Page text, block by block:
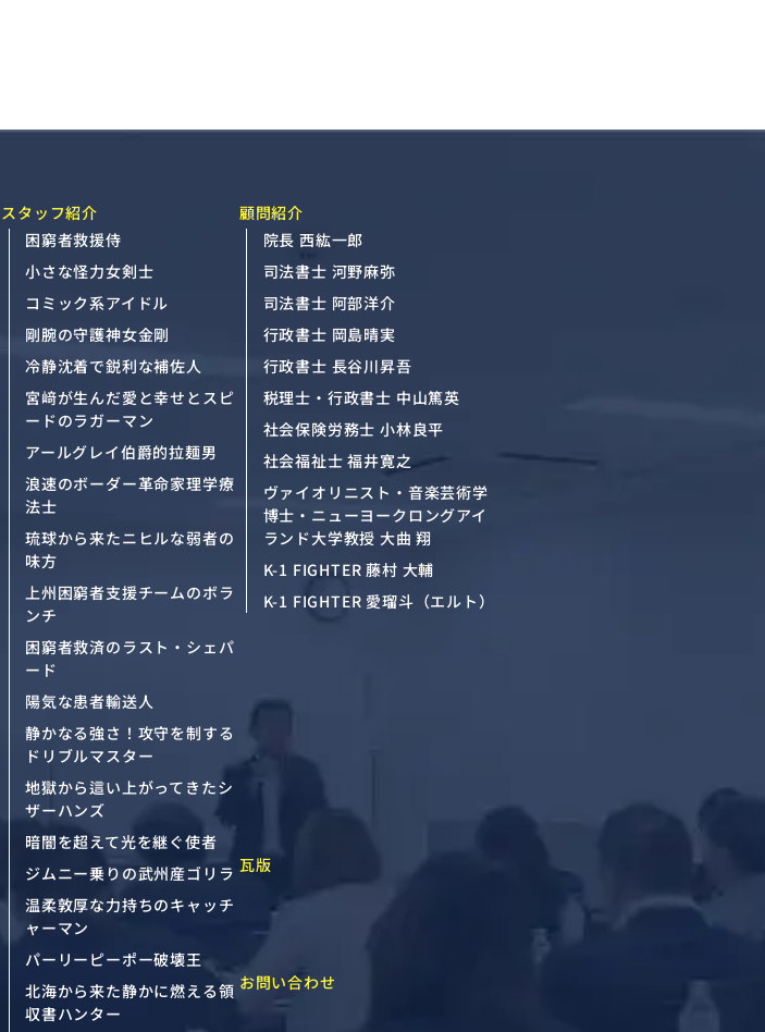
スタッフ紹介
困窮者救援侍
小さな怪力女剣士
コミック系アイドル
剛腕の守護神女金剛
冷静沈着で鋭利な補佐人
宮﨑が生んだ愛と幸せとスピ
ードのラガーマン
アールグレイ伯爵的拉麺男
浪速のボーダー革命家理学療
法士
琉球から来たニヒルな弱者の
味方
上州困窮者支援チームのボラ
ンチ
困窮者救済のラスト・シェパ
ード
陽気な患者輸送人
静かなる強さ！攻守を制する
ドリブルマスター
地獄から這い上がってきたシ
ザーハンズ
暗闇を超えて光を継ぐ使者
ジムニー乗りの武州産ゴリラ
温柔敦厚な力持ちのキャッチ
ャーマン
パーリーピーポー破壊王
北海から来た静かに燃える領
収書ハンター
顧問紹介
院長 西紘一郎
司法書士 河野麻弥
司法書士 阿部洋介
行政書士 岡島晴実
行政書士 長谷川昇吾
税理士・行政書士 中山篤英
社会保険労務士 小林良平
社会福祉士 福井寛之
ヴァイオリニスト・音楽芸術学
博士・ニューヨークロングアイ
ランド大学教授 大曲 翔
K-1 FIGHTER 藤村 大輔
K-1 FIGHTER 愛瑠斗（エルト）
瓦版
お問い合わせ